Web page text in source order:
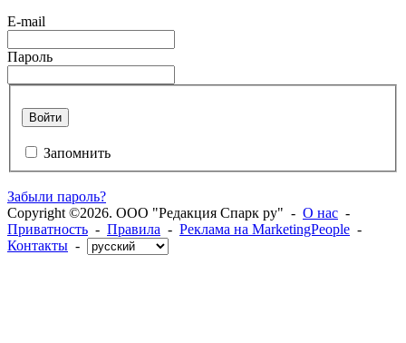
E-mail
Пароль
Войти
Запомнить
Забыли пароль?
Copyright ©2026. ООО "Редакция Спарк ру" - О нас -
Приватность - Правила - Реклама на MarketingPeople -
Контакты -